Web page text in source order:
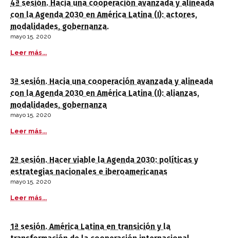
4ª sesión. Hacia una cooperación avanzada y alineada
con la Agenda 2030 en América Latina (I): actores,
modalidades, gobernanza.
mayo 15, 2020
Leer más...
3ª sesión. Hacia una cooperación avanzada y alineada
con la Agenda 2030 en América Latina (I): alianzas,
modalidades, gobernanza
mayo 15, 2020
Leer más...
2ª sesión. Hacer viable la Agenda 2030: políticas y
estrategias nacionales e iberoamericanas
mayo 15, 2020
Leer más...
1ª sesión. América Latina en transición y la